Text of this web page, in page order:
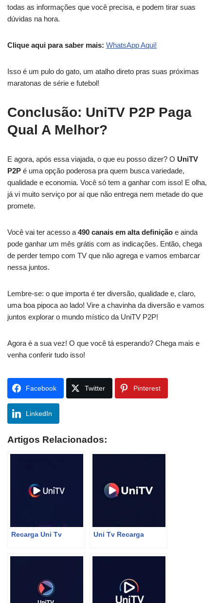
todas as informações que você precisa, e podem tirar suas
dúvidas na hora.
Clique aqui para saber mais: WhatsApp Aqui!
Isso é um pulo do gato, um atalho direto pras suas próximas
maratonas de série e futebol!
Conclusão: UniTV P2P Paga
Qual A Melhor?
E agora, após essa viajada, o que eu posso dizer? O UniTV
P2P é uma opção poderosa pra quem busca variedade,
qualidade e economia. Você só tem a ganhar com isso! E olha,
já vi muito serviço por aí que não entrega nem metade do que
promete.
Você vai ter acesso a 490 canais em alta definição e ainda
pode ganhar um mês grátis com as indicações. Então, chega
de perder tempo com TV que não agrega e vamos embarcar
nessa juntos.
Lembre-se: o que importa é ter diversão, qualidade e, claro,
uma boa pipoca ao lado! Vire a chavinha da diversão e vamos
juntos explorar o mundo místico da UniTV P2P!
Agora é a sua vez! O que você tá esperando? Chega mais e
venha conferir tudo isso!
Facebook Twitter Pinterest
LinkedIn
Artigos Relacionados:
Recarga Uni Tv Uni Tv Recarga